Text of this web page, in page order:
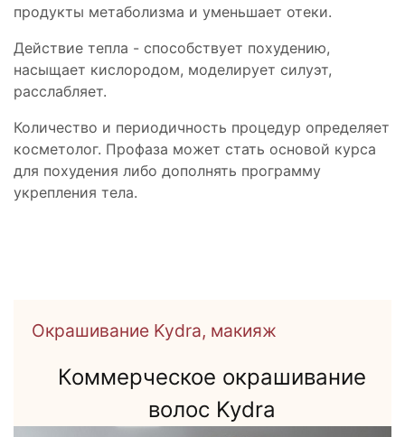
продукты метаболизма и уменьшает отеки.
Действие тепла - способствует похудению,
насыщает кислородом, моделирует силуэт,
расслабляет.
Количество и периодичность процедур определяет
косметолог. Профаза может стать основой курса
для похудения либо дополнять программу
укрепления тела.
Окрашивание Kydra, макияж
Коммерческое окрашивание
волос Kydra
Окрашивание волос Kydra
Индивидуальное окрашивание
волос Kydra, Дневной макияж